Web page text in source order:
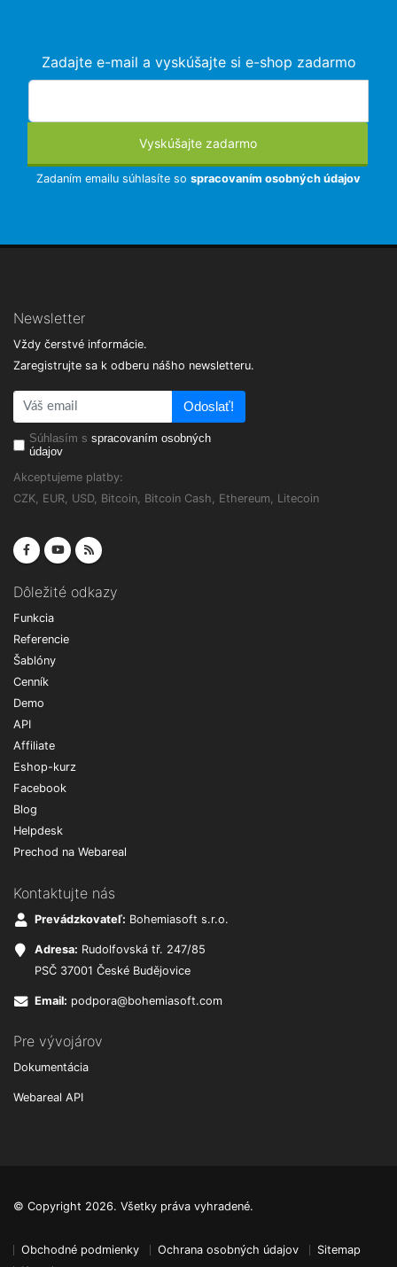
Zadajte e-mail a vyskúšajte si e-shop zadarmo
Vyskúšajte zadarmo
Zadaním emailu súhlasíte so spracovaním osobných údajov
Newsletter
Vždy čerstvé informácie.
Zaregistrujte sa k odberu nášho newsletteru.
Odoslať!
Súhlasím s spracovaním osobných
údajov
Akceptujeme platby:
CZK, EUR, USD, Bitcoin, Bitcoin Cash, Ethereum, Litecoin
Dôležité odkazy
Funkcia
Referencie
Šablóny
Cenník
Demo
API
Affiliate
Eshop-kurz
Facebook
Blog
Helpdesk
Prechod na Webareal
Kontaktujte nás
Prevádzkovateľ: Bohemiasoft s.r.o.
Adresa: Rudolfovská tř. 247/85
PSČ 37001 České Budějovice
Email: podpora@bohemiasoft.com
Pre vývojárov
Dokumentácia
Webareal API
© Copyright 2026. Všetky práva vyhradené.
Obchodné podmienky Ochrana osobných údajov
Sitemap